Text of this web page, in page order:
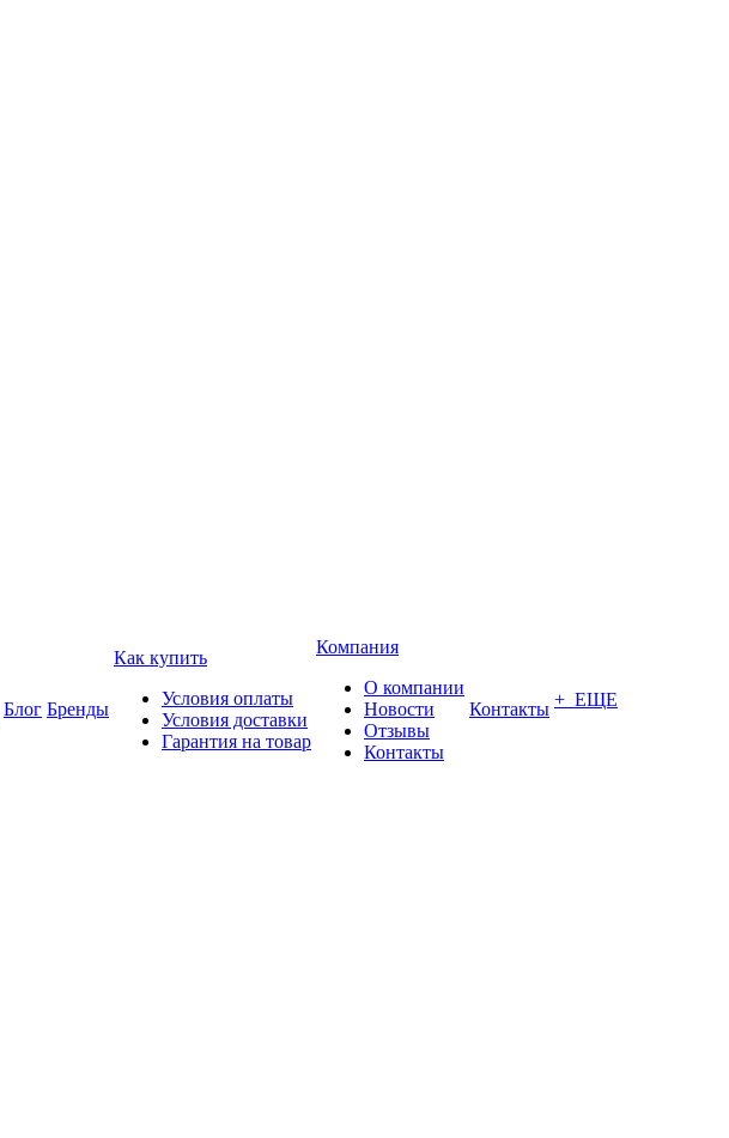
Блог Бренды
Как купить
Условия оплаты
Условия доставки
Гарантия на товар
Компания
О компании
Новости
Отзывы
Контакты
Контакты + ЕЩЕ